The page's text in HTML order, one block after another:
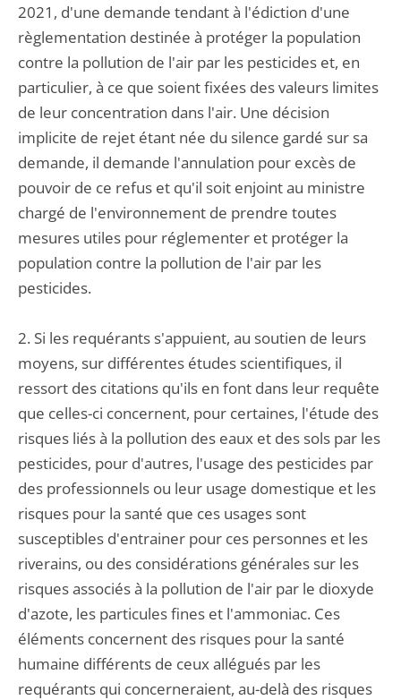
2021, d'une demande tendant à l'édiction d'une
règlementation destinée à protéger la population
contre la pollution de l'air par les pesticides et, en
particulier, à ce que soient fixées des valeurs limites
de leur concentration dans l'air. Une décision
implicite de rejet étant née du silence gardé sur sa
demande, il demande l'annulation pour excès de
pouvoir de ce refus et qu'il soit enjoint au ministre
chargé de l'environnement de prendre toutes
mesures utiles pour réglementer et protéger la
population contre la pollution de l'air par les
pesticides.
2. Si les requérants s'appuient, au soutien de leurs
moyens, sur différentes études scientifiques, il
ressort des citations qu'ils en font dans leur requête
que celles-ci concernent, pour certaines, l'étude des
risques liés à la pollution des eaux et des sols par les
pesticides, pour d'autres, l'usage des pesticides par
des professionnels ou leur usage domestique et les
risques pour la santé que ces usages sont
susceptibles d'entrainer pour ces personnes et les
riverains, ou des considérations générales sur les
risques associés à la pollution de l'air par le dioxyde
d'azote, les particules fines et l'ammoniac. Ces
éléments concernent des risques pour la santé
humaine différents de ceux allégués par les
requérants qui concerneraient, au-delà des risques